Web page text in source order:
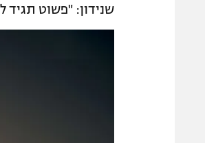
שנידון: "פשוט תגיד